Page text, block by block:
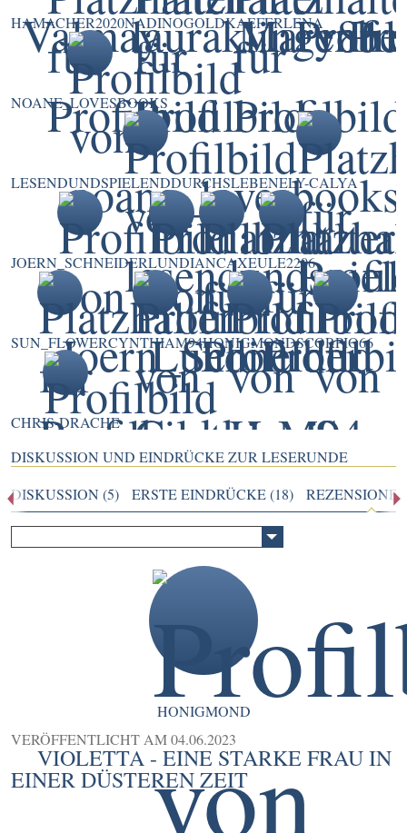
HAMACHER2020NADINOGOLDKAEFERLENA
NOANE_LOVESBOOKS
LESENDUNDSPIELENDDURCHSLEBENELY-CALYA
JOERN_SCHNEIDERLUNDIANCAXEULE2206
SUN_FLOWERCYNTHIAM94HONIGMONDSCORPIO66
CHRIS-DRACHE
DISKUSSION UND EINDRÜCKE ZUR LESERUNDE
DISKUSSION (5)
ERSTE EINDRÜCKE (18)
HONIGMOND
VERÖFFENTLICHT AM04.06.2023
VIOLETTA - EINE STARKE FRAU IN
EINER DÜSTEREN ZEIT